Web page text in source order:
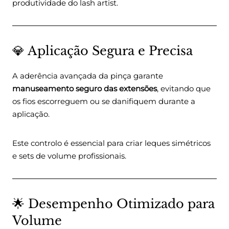
produtividade do lash artist.
💎 Aplicação Segura e Precisa
A aderência avançada da pinça garante
manuseamento seguro das extensões, evitando que
os fios escorreguem ou se danifiquem durante a
aplicação.
Este controlo é essencial para criar leques simétricos
e sets de volume profissionais.
🌟 Desempenho Otimizado para
Volume